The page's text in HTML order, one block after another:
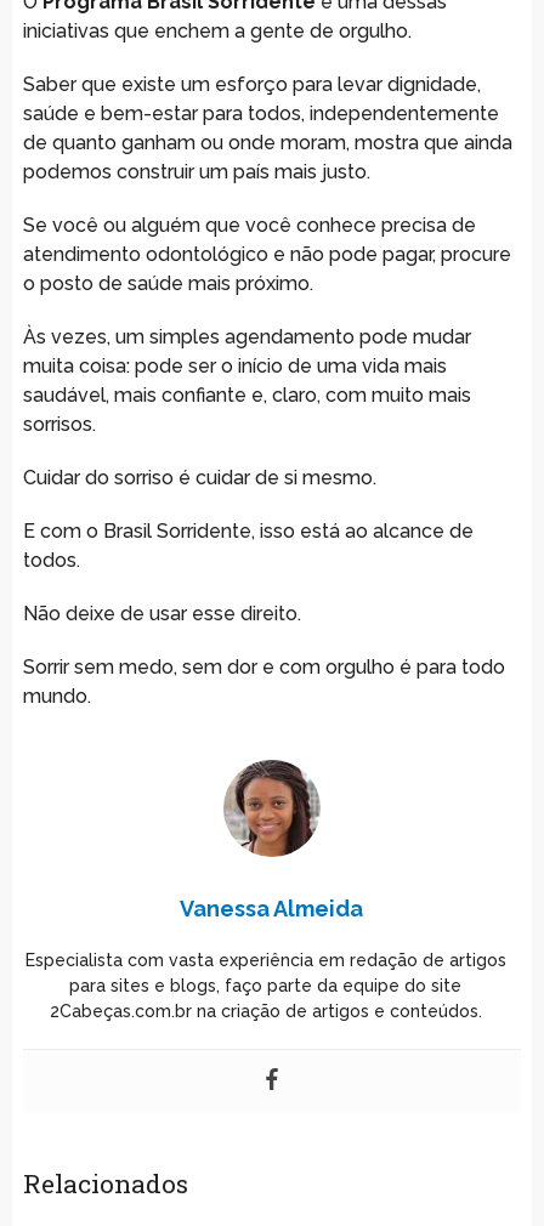
iniciativas que enchem a gente de orgulho.
Saber que existe um esforço para levar dignidade,
saúde e bem-estar para todos, independentemente
de quanto ganham ou onde moram, mostra que ainda
podemos construir um país mais justo.
Se você ou alguém que você conhece precisa de
atendimento odontológico e não pode pagar, procure
o posto de saúde mais próximo.
Às vezes, um simples agendamento pode mudar
muita coisa: pode ser o início de uma vida mais
saudável, mais confiante e, claro, com muito mais
sorrisos.
Cuidar do sorriso é cuidar de si mesmo.
E com o Brasil Sorridente, isso está ao alcance de
todos.
Não deixe de usar esse direito.
Sorrir sem medo, sem dor e com orgulho é para todo
mundo.
Vanessa Almeida
Especialista com vasta experiência em redação de artigos
para sites e blogs, faço parte da equipe do site
2Cabeças.com.br na criação de artigos e conteúdos.
Relacionados